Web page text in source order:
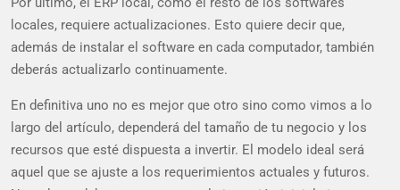
locales, requiere actualizaciones. Esto quiere decir que,
además de instalar el software en cada computador, también
deberás actualizarlo continuamente.
En definitiva uno no es mejor que otro sino como vimos a lo
largo del artículo, dependerá del tamaño de tu negocio y los
recursos que esté dispuesta a invertir. El modelo ideal será
aquel que se ajuste a los requerimientos actuales y futuros.